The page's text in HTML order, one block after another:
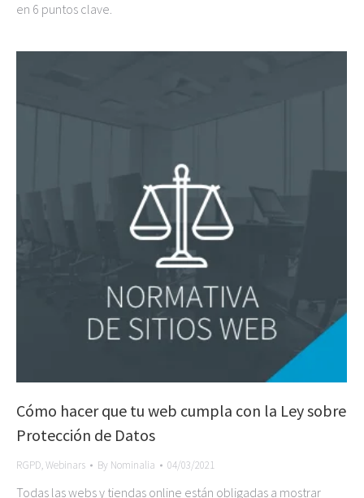
en 6 puntos clave.
Cómo hacer que tu web cumpla con la Ley sobre
Protección de Datos
RGPD,Webinars By Nominalia 04/03/2021
Todas las webs y tiendas online están obligadas a mostrar